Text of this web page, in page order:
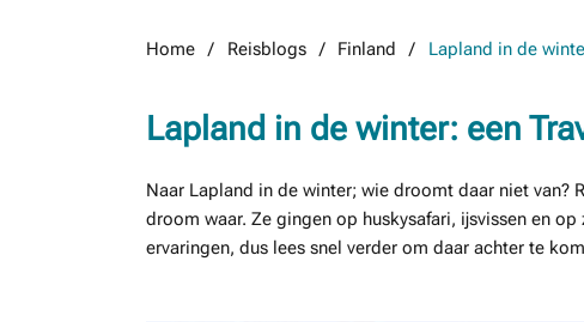
Home Reisblogs Finland Lapland in de
Lapland in de winter: een
Naar Lapland in de winter; wie droomt daar niet van?
droom waar. Ze gingen op huskysafari, ijsvissen en
ervaringen, dus lees snel verder om daar achter te